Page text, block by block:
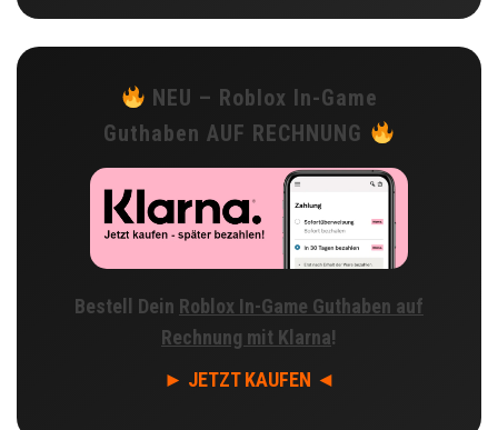
NEU – Roblox In-Game
Guthaben AUF RECHNUNG
Bestell Dein Roblox In-Game Guthaben auf
Rechnung mit Klarna!
► JETZT KAUFEN ◄